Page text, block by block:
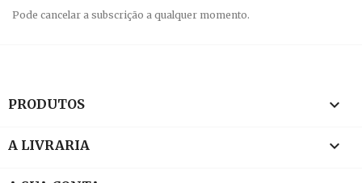
Pode cancelar a subscrição a qualquer momento.
PRODUTOS 
A LIVRARIA 